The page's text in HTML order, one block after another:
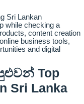
Top
Sri Lanka